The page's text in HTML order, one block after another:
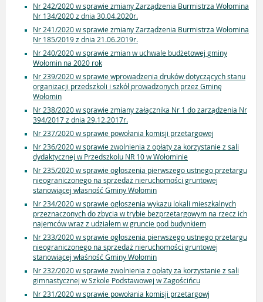
Nr 242/2020 w sprawie zmiany Zarządzenia Burmistrza Wołomina
Nr 134/2020 z dnia 30.04.2020r.
Nr 241/2020 w sprawie zmiany Zarządzenia Burmistrza Wołomina
Nr 185/2019 z dnia 21.06.2019r.
Nr 240/2020 w sprawie zmian w uchwale budżetowej gminy
Wołomin na 2020 rok
Nr 239/2020 w sprawie wprowadzenia druków dotyczących stanu
organizacji przedszkoli i szkół prowadzonych przez Gminę
Wołomin
Nr 238/2020 w sprawie zmiany załącznika Nr 1 do zarządzenia Nr
394/2017 z dnia 29.12.2017r.
Nr 237/2020 w sprawie powołania komisji przetargowej
Nr 236/2020 w sprawie zwolnienia z opłaty za korzystanie z sali
dydaktycznej w Przedszkolu NR 10 w Wołominie
Nr 235/2020 w sprawie ogłoszenia pierwszego ustnego przetargu
nieograniczonego na sprzedaż nieruchomości gruntowej
stanowiącej własność Gminy Wołomin
Nr 234/2020 w sprawie ogłoszenia wykazu lokali mieszkalnych
przeznaczonych do zbycia w trybie bezprzetargowym na rzecz ich
najemców wraz z udziałem w gruncie pod budynkiem
Nr 233/2020 w sprawie ogłoszenia pierwszego ustnego przetargu
nieograniczonego na sprzedaż nieruchomości gruntowej
stanowiącej właśność Gminy Wołomin
Nr 232/2020 w sprawie zwolnienia z opłaty za korzystanie z sali
gimnastycznej w Szkole Podstawowej w Zagościńcu
Nr 231/2020 w sprawie powołania komisji przetargowj